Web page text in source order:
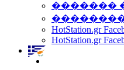
�������
HotStation.gr
HotStation.gr